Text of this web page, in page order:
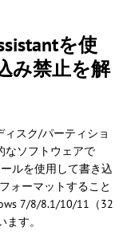
を使
み禁止を解
ィスク/パーティショ
なソフトウェアで
ルを使用して書き込
ォーマットすること
7/8/8.1/10/11（32
す。